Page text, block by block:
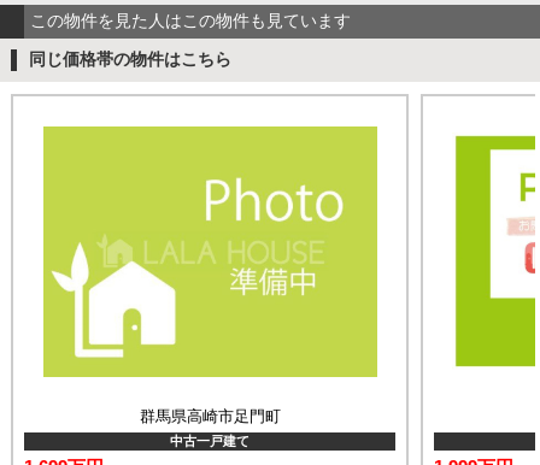
この物件を見た人はこの物件も見ています
同じ価格帯の物件はこちら
群馬県高崎市足門町
中古一戸建て